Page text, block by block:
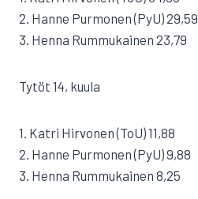
2. Hanne Purmonen (PyU) 29,59
3. Henna Rummukainen 23,79
Tytöt 14, kuula
1. Katri Hirvonen (ToU) 11,88
2. Hanne Purmonen (PyU) 9,88
3. Henna Rummukainen 8,25